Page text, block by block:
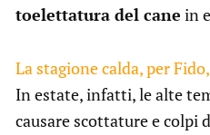
toelettatura del cane in
La stagione calda, per
In estate, infatti, le alte
causare scottature e colpi